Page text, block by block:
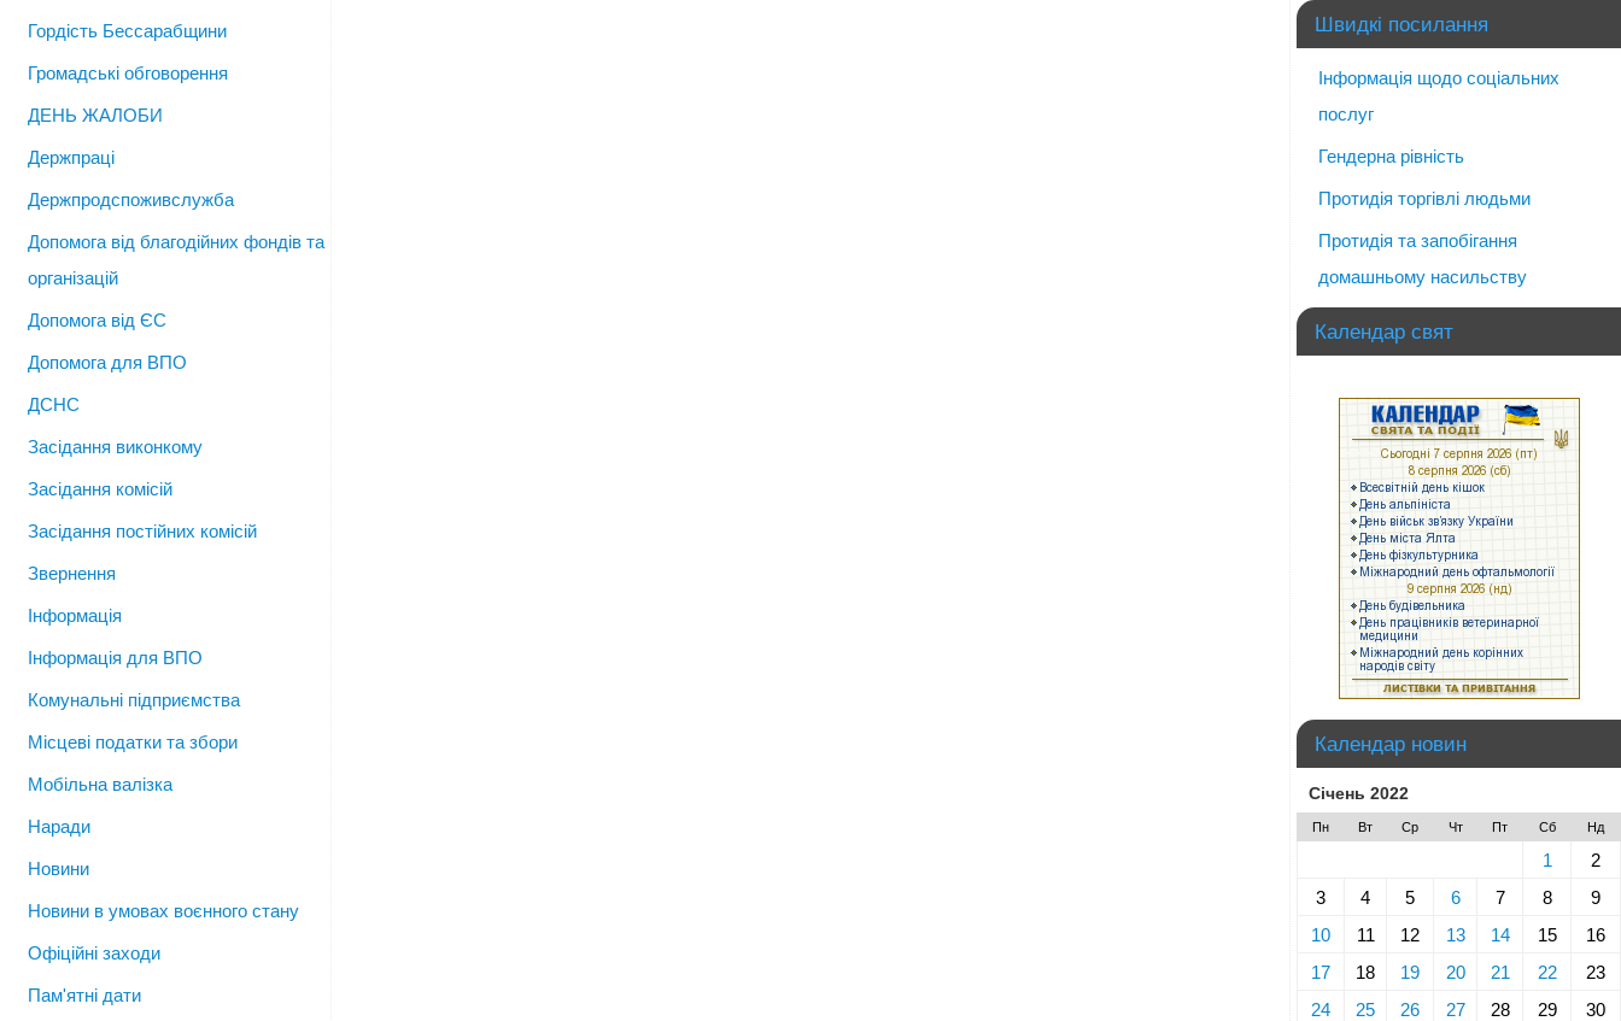
Гордість Бессарабщини
Громадські обговорення
ДЕНЬ ЖАЛОБИ
Держпраці
Держпродспоживслужба
Допомога від благодійних фондів та
організацій
Допомога від ЄС
Допомога для ВПО
ДСНС
Засідання виконкому
Засідання комісій
Засідання постійних комісій
Звернення
Інформація
Інформація для ВПО
Комунальні підприємства
Місцеві податки та збори
Мобільна валізка
Наради
Новини
Новини в умовах воєнного стану
Офіційні заходи
Пам'ятні дати
Швидкі посилання
Інформація щодо соціальних
послуг
Гендерна рівність
Протидія торгівлі людьми
Протидія та запобігання
домашньому насильству
Календар свят
Календар новин
Січень 2022
Пн Вт Ср Чт Пт Сб Нд
1
2
3
4 5 6 7 8
9
10
11 12 13 14 15
16
17
18 19 20 21 22
23
24
25 26 27 28 29
30